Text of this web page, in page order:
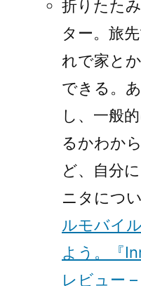
折りたた
ター。旅
れで家と
できる。
し、一般
るかわか
ど、自分
ニタにつ
ルモバイ
よう。『
レビュー